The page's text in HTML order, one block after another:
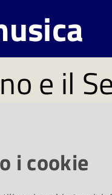
e il
12
i cookie